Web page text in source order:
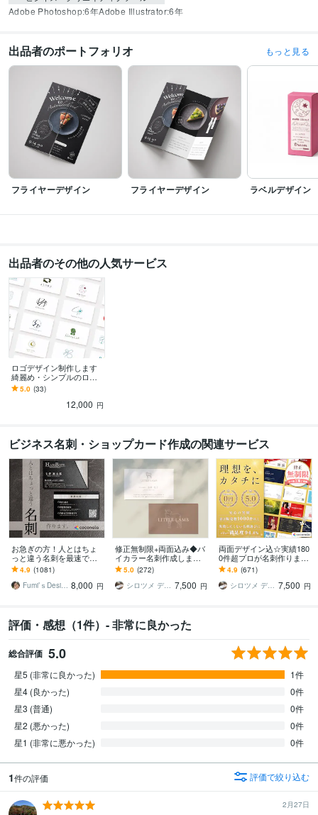
Adobe Photoshop:6年Adobe Illustrator:6年
出品者のポートフォリオ もっと見る
フライヤーデザイン フライヤーデザイン ラベルデザイン
出品者のその他の人気サービス
ロゴデザイン制作します
綺麗め・シンプルのロゴ
デザイン
5.0 (33)
12,000 円
ビジネス名刺・ショップカード作成の関連サービス
お急ぎの方！人とはちょ
っと違う名刺を最速で作
ります あなただけのオリ
ジナル名刺を！翌日まで
にデザイン作成します！
4.9 (1081)
Fumi’ｓDesign 8,000 円
修正無制限+両面込み◆バ
イカラー名刺作成します
【印刷可】ショップカー
ド デザイン カラー 名刺
制作 作成
5.0 (272)
シロツメ デザイン 7,500 円
両面デザイン込☆実績180
0件超プロが名刺作ります
【印刷対応可】周りと差
がつくあなただけのハイ
クオリティ名刺
4.9 (671)
シロツメ デザイン 7,500 円
評価・感想（1件）- 非常に良かった
総合評価 5.0
星5 (非常に良かった)
1件
星4 (良かった)
0件
星3 (普通)
0件
星2 (悪かった)
0件
星1 (非常に悪かった)
0件
1件の評価 評価で絞り込む
2月27日